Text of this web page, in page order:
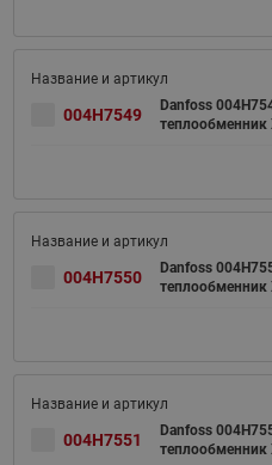
004H7549
Danfoss
теплообменник
004H7550
Danfoss
теплообменник
004H7551
Danfoss
теплообменник